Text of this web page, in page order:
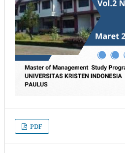
PDF